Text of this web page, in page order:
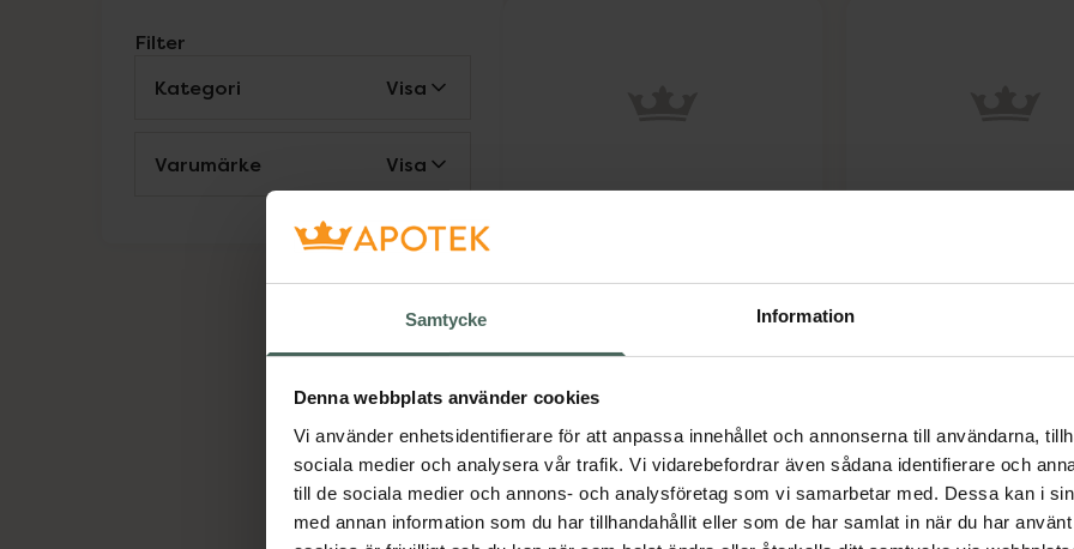
Samtycke Information
Denna webbplats använder cookies
Vi använder enhetsidentifierare för att anpassa innehållet och annonserna till användarna,
sociala medier och analysera vår trafik. Vi vidarebefordrar även sådana identifierare och
till de sociala medier och annons- och analysföretag som vi samarbetar med. Dessa kan i
med annan information som du har tillhandahållit eller som de har samlat in när du har
Filter
Kategori
Visa
Varumärke Visa
Allergenius Dog Specialschampo, 239 kr.